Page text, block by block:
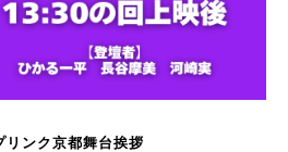
リンク京都舞台挨拶